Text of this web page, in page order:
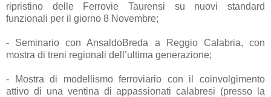
ripristino delle Ferrovie Taurensi su nuovi standard
funzionali per il giorno 8 Novembre;
- Seminario con AnsaldoBreda a Reggio Calabria, con
mostra di treni regionali dell’ultima generazione;
- Mostra di modellismo ferroviario con il coinvolgimento
attivo di una ventina di appassionati calabresi (presso la